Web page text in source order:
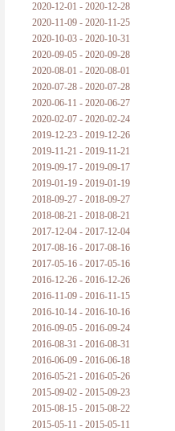
2020-12-01 - 2020-12-28
2020-11-09 - 2020-11-25
2020-10-03 - 2020-10-31
2020-09-05 - 2020-09-28
2020-08-01 - 2020-08-01
2020-07-28 - 2020-07-28
2020-06-11 - 2020-06-27
2020-02-07 - 2020-02-24
2019-12-23 - 2019-12-26
2019-11-21 - 2019-11-21
2019-09-17 - 2019-09-17
2019-01-19 - 2019-01-19
2018-09-27 - 2018-09-27
2018-08-21 - 2018-08-21
2017-12-04 - 2017-12-04
2017-08-16 - 2017-08-16
2017-05-16 - 2017-05-16
2016-12-26 - 2016-12-26
2016-11-09 - 2016-11-15
2016-10-14 - 2016-10-16
2016-09-05 - 2016-09-24
2016-08-31 - 2016-08-31
2016-06-09 - 2016-06-18
2016-05-21 - 2016-05-26
2015-09-02 - 2015-09-23
2015-08-15 - 2015-08-22
2015-05-11 - 2015-05-11